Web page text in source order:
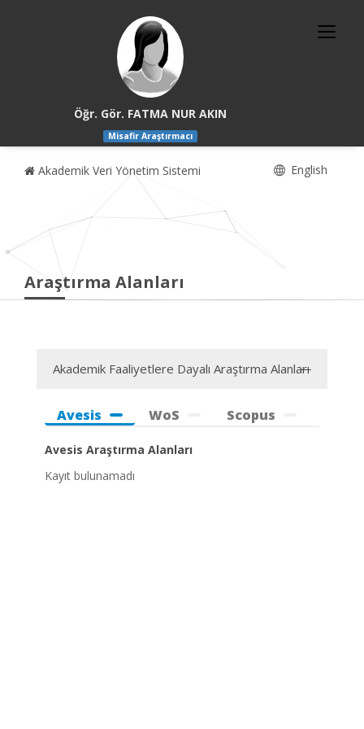
Öğr. Gör. FATMA NUR AKIN
Misafir Araştırmacı
Akademik Veri Yönetim Sistemi English
Araştırma Alanları
Akademik Faaliyetlere Dayalı Araştırma Alanları
Avesis WoS Scopus
Avesis Araştırma Alanları
Kayıt bulunamadı